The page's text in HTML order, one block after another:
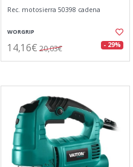
Rec. motosierra 50398 cadena
WORGRIP
14,16€ 20,03€ - 29%